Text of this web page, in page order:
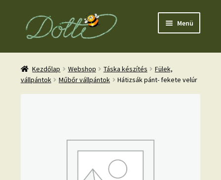
Ugrás
Kilépés
Menü
Kezdőlap Webshop Táska készítés
Fülek,
vállpántok
Műbőr vállpántok Hátizsák pánt- fekete velúr